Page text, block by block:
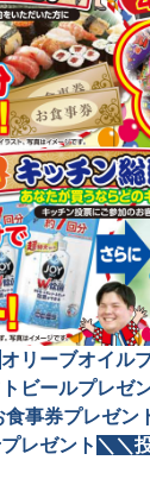
オリーブオイル
ビールプレゼ
食事券プレゼン
レゼント ＼＼